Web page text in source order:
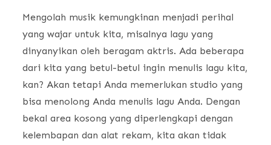
Mengolah musik kemungkinan menjadi perihal
yang wajar untuk kita, misalnya lagu yang
dinyanyikan oleh beragam aktris. Ada beberapa
dari kita yang betul-betul ingin menulis lagu kita,
kan? Akan tetapi Anda memerlukan studio yang
bisa menolong Anda menulis lagu Anda. Dengan
bekal area kosong yang diperlengkapi dengan
kelembapan dan alat rekam, kita akan tidak